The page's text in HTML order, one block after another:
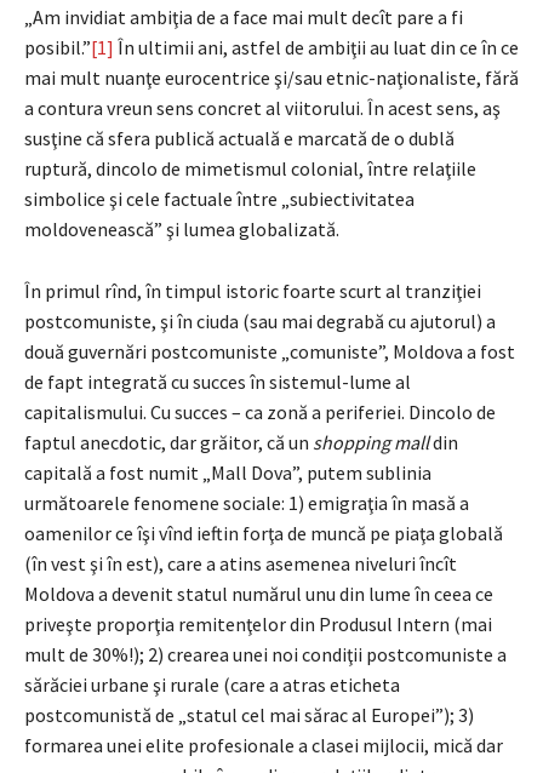
„Am invidiat ambiţia de a face mai mult decît pare a fi
posibil.”[1] În ultimii ani, astfel de ambiţii au luat din ce în ce
mai mult nuanţe eurocentrice şi/sau etnic-naţionaliste, fără
a contura vreun sens concret al viitorului. În acest sens, aş
susţine că sfera publică actuală e marcată de o dublă
ruptură, dincolo de mimetismul colonial, între relaţiile
simbolice şi cele factuale între „subiectivitatea
moldovenească” şi lumea globalizată.
În primul rînd, în timpul istoric foarte scurt al tranziţiei
postcomuniste, şi în ciuda (sau mai degrabă cu ajutorul) a
două guvernări postcomuniste „comuniste”, Moldova a fost
de fapt integrată cu succes în sistemul-lume al
capitalismului. Cu succes – ca zonă a periferiei. Dincolo de
faptul anecdotic, dar grăitor, că un shopping malldin
capitală a fost numit „Mall Dova”, putem sublinia
următoarele fenomene sociale: 1) emigraţia în masă a
oamenilor ce îşi vînd ieftin forţa de muncă pe piaţa globală
(în vest şi în est), care a atins asemenea niveluri încît
Moldova a devenit statul numărul unu din lume în ceea ce
priveşte proporţia remitenţelor din Produsul Intern (mai
mult de 30%!); 2) crearea unei noi condiţii postcomuniste a
sărăciei urbane şi rurale (care a atras eticheta
postcomunistă de „statul cel mai sărac al Europei”); 3)
formarea unei elite profesionale a clasei mijlocii, mică dar